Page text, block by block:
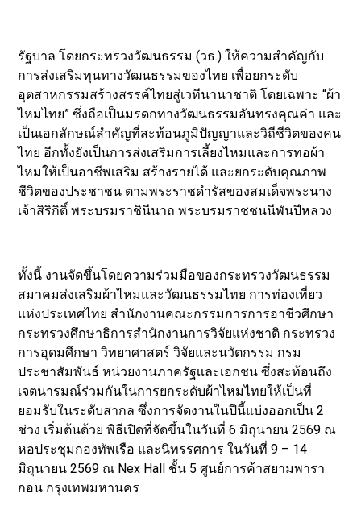
รัฐบาล โดยกระทรวงวัฒนธรรม (วธ.) ให้ความสำคัญกับ
การส่งเสริมทุนทางวัฒนธรรมของไทย เพื่อยกระดับ
อุตสาหกรรมสร้างสรรค์ไทยสู่เวทีนานาชาติ โดยเฉพาะ “ผ้า
ไหมไทย” ซึ่งถือเป็นมรดกทางวัฒนธรรมอันทรงคุณค่า และ
เป็นเอกลักษณ์สำคัญที่สะท้อนภูมิปัญญาและวิถีชีวิตของคน
ไทย อีกทั้งยังเป็นการส่งเสริมการเลี้ยงไหมและการทอผ้า
ไหมให้เป็นอาชีพเสริม สร้างรายได้ และยกระดับคุณภาพ
ชีวิตของประชาชน ตามพระราชดำรัสของสมเด็จพระนาง
เจ้าสิริกิติ์ พระบรมราชินีนาถ พระบรมราชชนนีพันปีหลวง
ทั้งนี้ งานจัดขึ้นโดยความร่วมมือของกระทรวงวัฒนธรรม
สมาคมส่งเสริมผ้าไหมและวัฒนธรรมไทย การท่องเที่ยว
แห่งประเทศไทย สำนักงานคณะกรรมการการอาชีวศึกษา
กระทรวงศึกษาธิการสำนักงานการวิจัยแห่งชาติ กระทรวง
การอุดมศึกษา วิทยาศาสตร์ วิจัยและนวัตกรรม กรม
ประชาสัมพันธ์ หน่วยงานภาครัฐเเละเอกชน ซึ่งสะท้อนถึง
เจตนารมณ์ร่วมกันในการยกระดับผ้าไหมไทยให้เป็นที่
ยอมรับในระดับสากล ซึ่งการจัดงานในปีนี้แบ่งออกเป็น 2
ช่วง เริ่มต้นด้วย พิธีเปิดที่จัดขึ้นในวันที่ 6 มิถุนายน 2569 ณ
หอประชุมกองทัพเรือ และนิทรรศการ ในวันที่ 9 – 14
มิถุนายน 2569 ณ Nex Hall ชั้น 5 ศูนย์การค้าสยามพารา
กอน กรุงเทพมหานคร